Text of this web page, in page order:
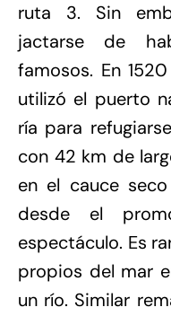
ruta 3. Sin
jactarse de
famosos. En
utilizó el puerto
ría para
con 42 km de
en el cauce
desde el
espectáculo. Es
propios del mar
un río. Similar